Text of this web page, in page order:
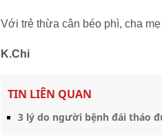
Với trẻ thừa cân béo phì, cha
K.Chi
TIN LIÊN QUAN
3 lý do người bệnh đái tháo